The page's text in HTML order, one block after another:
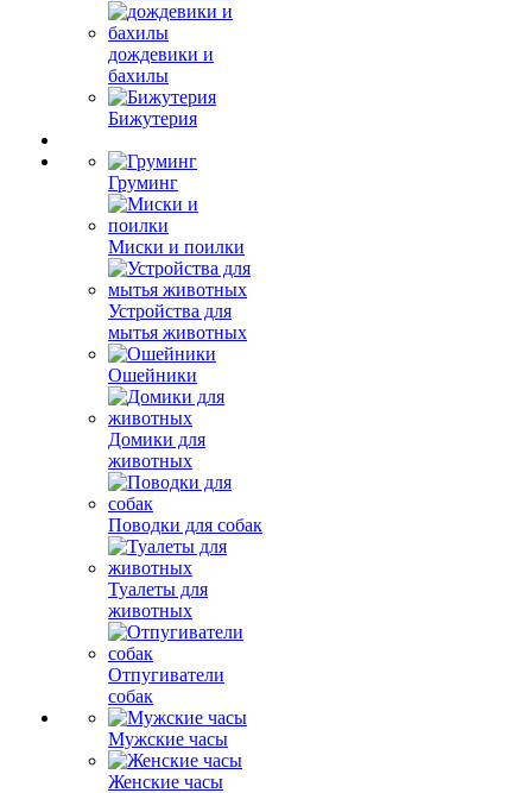
дождевики и
бахилы
Бижутерия
Груминг
Миски и поилки
Устройства для
мытья животных
Ошейники
Домики для
животных
Поводки для собак
Туалеты для
животных
Отпугиватели
собак
Мужские часы
Женские часы